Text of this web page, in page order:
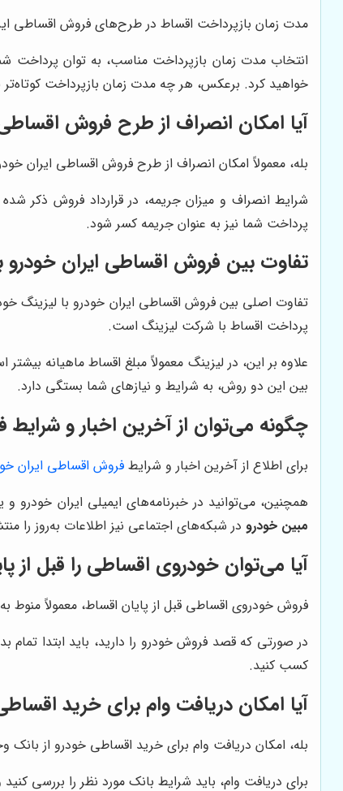
مدت زمان بازپرداخت اقساط در طرح‌های فروش اقساطی ایران خودرو
انتخاب مدت زمان بازپرداخت مناسب، به توان پرداخت
خواهید کرد. برعکس، هر چه مدت زمان بازپرداخت کوتاه‌تر
آیا امکان انصراف از طرح فروش
بله، معمولاً امکان انصراف از طرح فروش اقساطی ایران
شرایط انصراف و میزان جریمه، در قرارداد فروش ذکر
پرداخت شما نیز به عنوان جریمه کسر شود.
تفاوت بین فروش اقساطی ایران
تفاوت اصلی بین فروش اقساطی ایران خودرو با لیزینگ
پرداخت اقساط با شرکت لیزینگ است.
علاوه بر این، در لیزینگ معمولاً مبلغ اقساط ماهیانه
بین این دو روش، به شرایط و نیازهای شما بستگی دارد.
چگونه می‌توان از آخرین اخبار و
برای اطلاع از آخرین اخبار و شرایط فروش اقساطی ایران
همچنین، می‌توانید در خبرنامه‌های ایمیلی ایران خودرو و
مبین خودرودر شبکه‌های اجتماعی نیز اطلاعات به‌روز را
آیا می‌توان خودروی اقساطی را قبل از
فروش خودروی اقساطی قبل از پایان اقساط، معمولاً
در صورتی که قصد فروش خودرو را دارید، باید ابتدا
کسب کنید.
آیا امکان دریافت وام برای خرید
بله، امکان دریافت وام برای خرید اقساطی خودرو از بانک
برای دریافت وام، باید شرایط بانک مورد نظر را بررسی